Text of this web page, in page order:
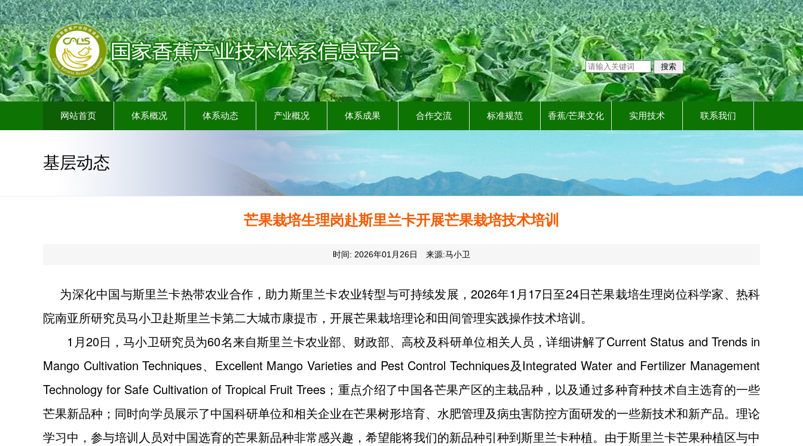
网站首页 体系概况 体系动态 产业概况 体系成果 合作交流 标准规范 香蕉/芒果文化 实用技术 联系我们
基层动态
芒果栽培生理岗赴斯里兰卡开展芒果栽培技术培训
时间: 2026年01月26日 来源:马小卫
为深化中国与斯里兰卡热带农业合作，助力斯里兰卡农业转型与可持续发展，2026年1月17日至24日芒果栽培生理岗位科学家、热科
院南亚所研究员马小卫赴斯里兰卡第二大城市康提市，开展芒果栽培理论和田间管理实践操作技术培训。
1月20日，马小卫研究员为60名来自斯里兰卡农业部、财政部、高校及科研单位相关人员，详细讲解了Current Status and Trends in
Mango Cultivation Techniques、Excellent Mango Varieties and Pest Control Techniques及Integrated Water and Fertilizer Management
Technology for Safe Cultivation of Tropical Fruit Trees；重点介绍了中国各芒果产区的主栽品种，以及通过多种育种技术自主选育的一些
芒果新品种；同时向学员展示了中国科研单位和相关企业在芒果树形培育、水肥管理及病虫害防控方面研发的一些新技术和新产品。理论
学习中，参与培训人员对中国选育的芒果新品种非常感兴趣，希望能将我们的新品种引种到斯里兰卡种植。由于斯里兰卡芒果种植区与中